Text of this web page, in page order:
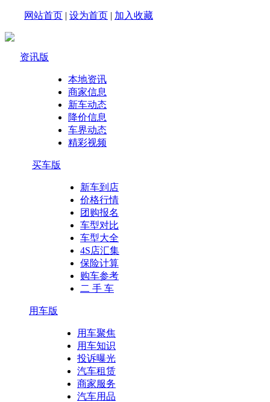
网站首页 | 设为首页 | 加入收藏
资讯版
本地资讯
商家信息
新车动态
降价信息
车界动态
精彩视频
买车版
新车到店
价格行情
团购报名
车型对比
车型大全
4S店汇集
保险计算
购车参考
二 手 车
用车版
用车聚焦
用车知识
投诉曝光
汽车租赁
商家服务
汽车用品